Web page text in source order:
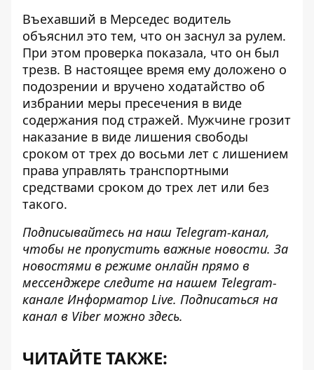
Въехавший в Мерседес водитель
объяснил это тем, что он заснул за рулем.
При этом проверка показала, что он был
трезв. В настоящее время ему доложено о
подозрении и вручено ходатайство об
избрании меры пресечения в виде
содержания под стражей. Мужчине грозит
наказание в виде лишения свободы
сроком от трех до восьми лет с лишением
права управлять транспортными
средствами сроком до трех лет или без
такого.
Подписывайтесь на наш Telegram-канал,
чтобы не пропустить важные новости. За
новостями в режиме онлайн прямо в
мессенджере следите на нашем Telegram-
канале Информатор Live. Подписаться на
канал в Viber можно здесь.
ЧИТАЙТЕ ТАКЖЕ: